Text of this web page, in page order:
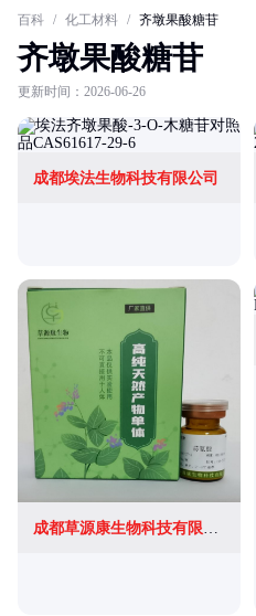
百科 / 化工材料 / 齐墩果酸糖苷
齐墩果酸糖苷
更新时间：2026-06-26
成都埃法生物科技有限公司